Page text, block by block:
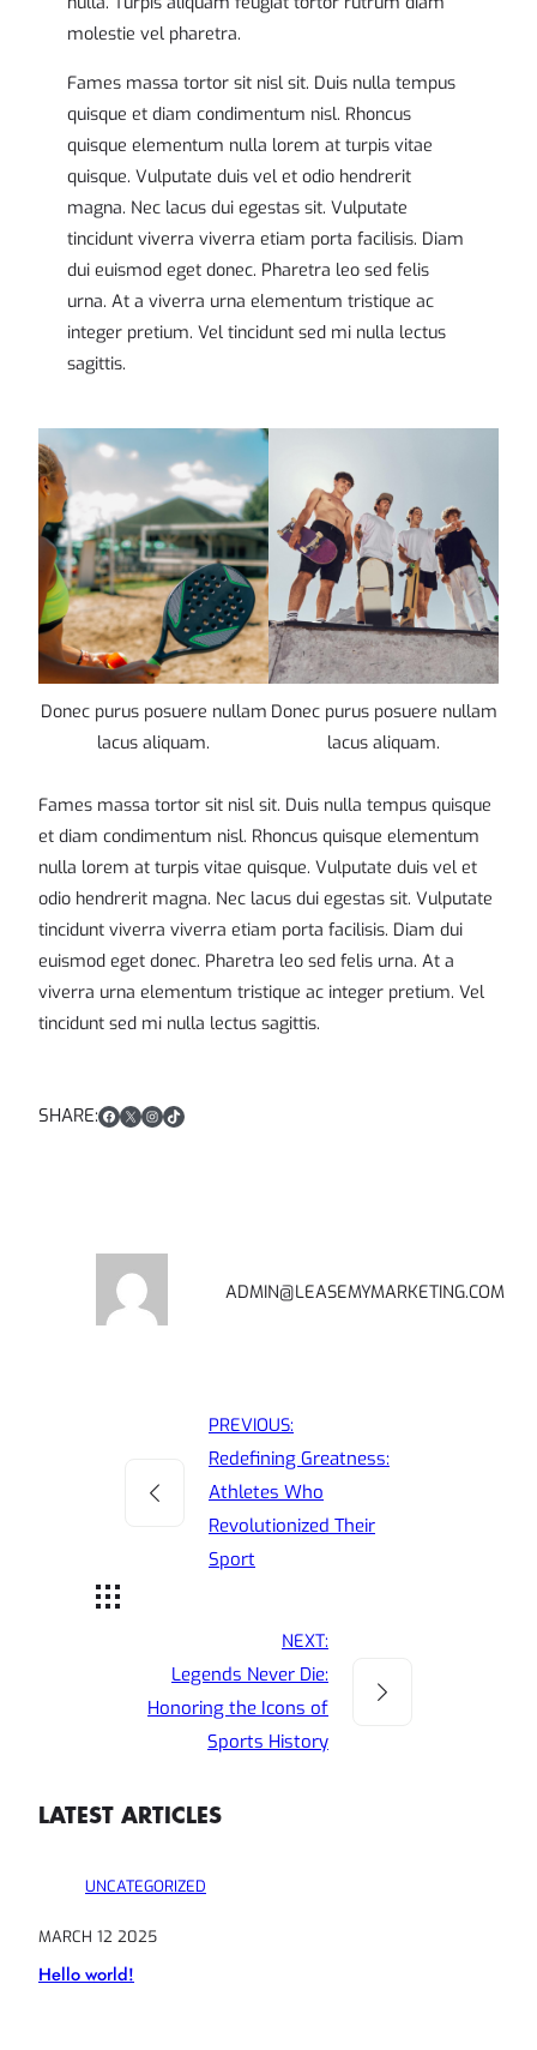
molestie vel pharetra.
Fames massa tortor sit nisl sit. Duis nulla tempus
quisque et diam condimentum nisl. Rhoncus
quisque elementum nulla lorem at turpis vitae
quisque. Vulputate duis vel et odio hendrerit
magna. Nec lacus dui egestas sit. Vulputate
tincidunt viverra viverra etiam porta facilisis. Diam
dui euismod eget donec. Pharetra leo sed felis
urna. At a viverra urna elementum tristique ac
integer pretium. Vel tincidunt sed mi nulla lectus
sagittis.
Donec purus posuere nullam
lacus aliquam.
Donec purus posuere nullam
lacus aliquam.
Fames massa tortor sit nisl sit. Duis nulla tempus quisque
et diam condimentum nisl. Rhoncus quisque elementum
nulla lorem at turpis vitae quisque. Vulputate duis vel et
odio hendrerit magna. Nec lacus dui egestas sit. Vulputate
tincidunt viverra viverra etiam porta facilisis. Diam dui
euismod eget donec. Pharetra leo sed felis urna. At a
viverra urna elementum tristique ac integer pretium. Vel
tincidunt sed mi nulla lectus sagittis.
SHARE:Facebook
XInstagram
TikTok
ADMIN@LEASEMYMARKETING.COM
PREVIOUS:
Redefining Greatness:
Athletes Who
Revolutionized Their
Sport
NEXT:
Legends Never Die:
Honoring the Icons of
Sports History
LATEST ARTICLES
UNCATEGORIZED
MARCH 12 2025
Hello world!